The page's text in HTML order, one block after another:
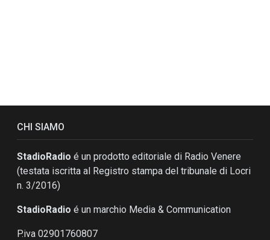
CHI SIAMO
StadioRadio é un prodotto editoriale di Radio Venere
(testata iscritta al Registro stampa del tribunale di Locri
n. 3/2016)
StadioRadio é un marchio Media & Communication
P.iva 02901760807